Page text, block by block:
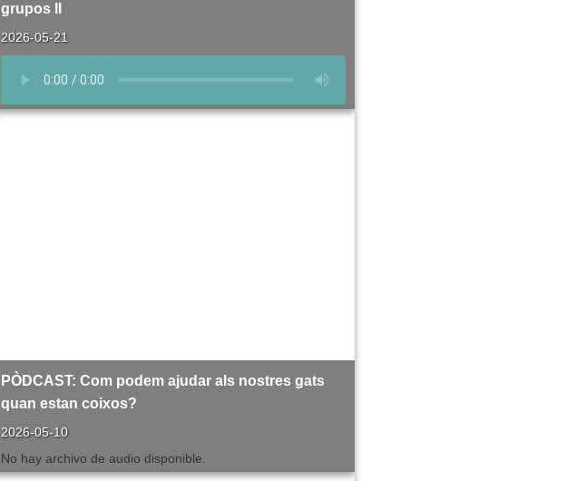
grupos II
2026-05-21
PÒDCAST: Com podem ajudar als nostres gats
quan estan coixos?
2026-05-10
No hay archivo de audio disponible.